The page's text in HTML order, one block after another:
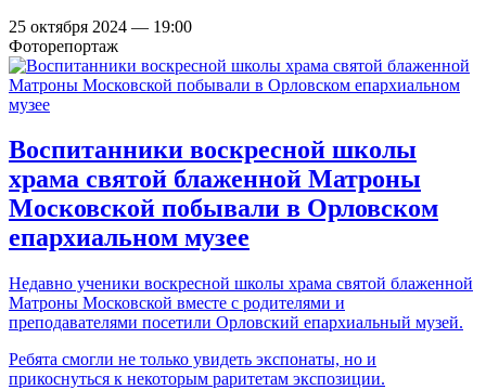
25 октября 2024 — 19:00
Фоторепортаж
Воспитанники воскресной школы
храма святой блаженной Матроны
Московской побывали в Орловском
епархиальном музее
Недавно ученики воскресной школы храма святой блаженной
Матроны Московской вместе с родителями и
преподавателями посетили Орловский епархиальный музей.
Ребята смогли не только увидеть экспонаты, но и
прикоснуться к некоторым раритетам экспозиции.